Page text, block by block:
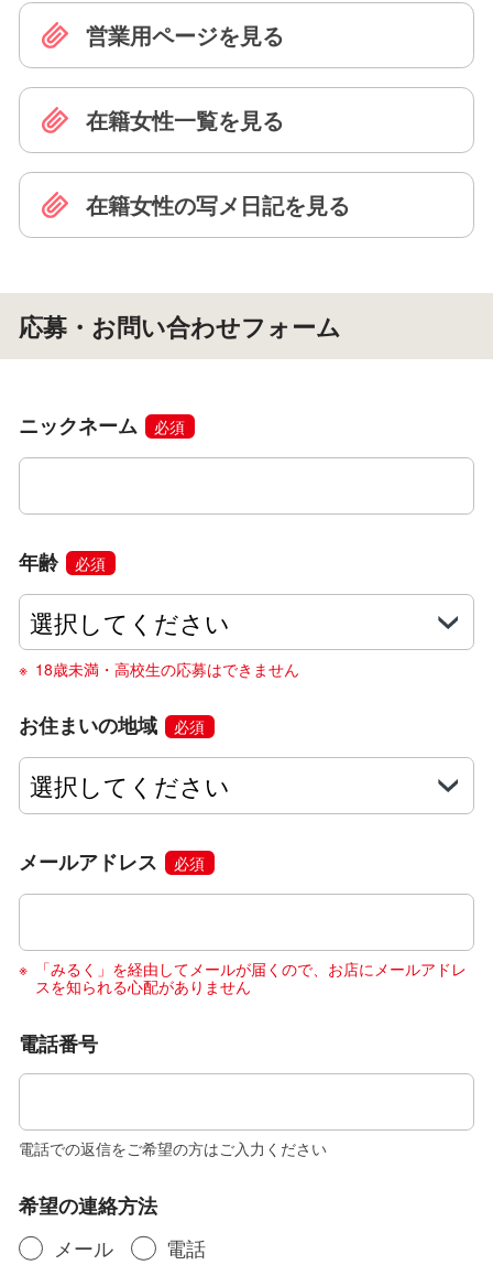
営業用ページを見る
在籍女性一覧を見る
在籍女性の写メ日記を見る
応募・お問い合わせフォーム
ニックネーム 必須
年齢 必須
18歳未満・高校生の応募はできません
お住まいの地域 必須
メールアドレス 必須
「みるく」を経由してメールが届くので、お店にメールアドレ
スを知られる心配がありません
電話番号
電話での返信をご希望の方はご入力ください
希望の連絡方法
メール
電話